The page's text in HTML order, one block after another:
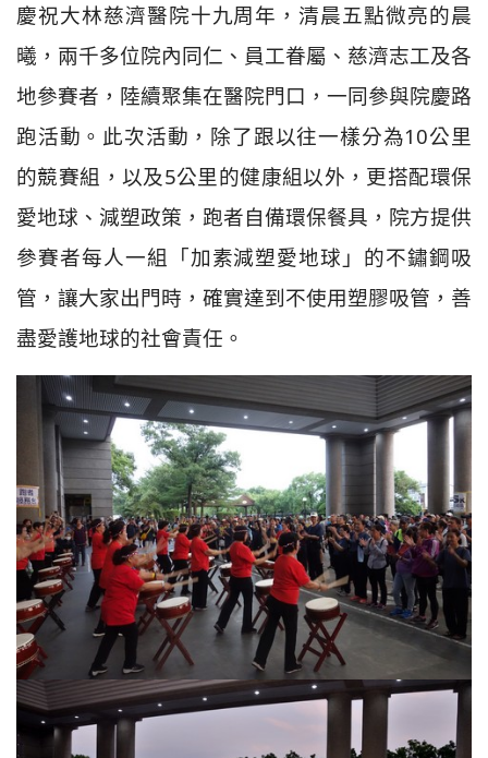
慶祝大林慈濟醫院十九周年，清晨五點微亮的晨
曦，兩千多位院內同仁、員工眷屬、慈濟志工及各
地參賽者，陸續聚集在醫院門口，一同參與院慶路
跑活動。此次活動，除了跟以往一樣分為10公里
的競賽組，以及5公里的健康組以外，更搭配環保
愛地球、減塑政策，跑者自備環保餐具，院方提供
參賽者每人一組「加素減塑愛地球」的不鏽鋼吸
管，讓大家出門時，確實達到不使用塑膠吸管，善
盡愛護地球的社會責任。